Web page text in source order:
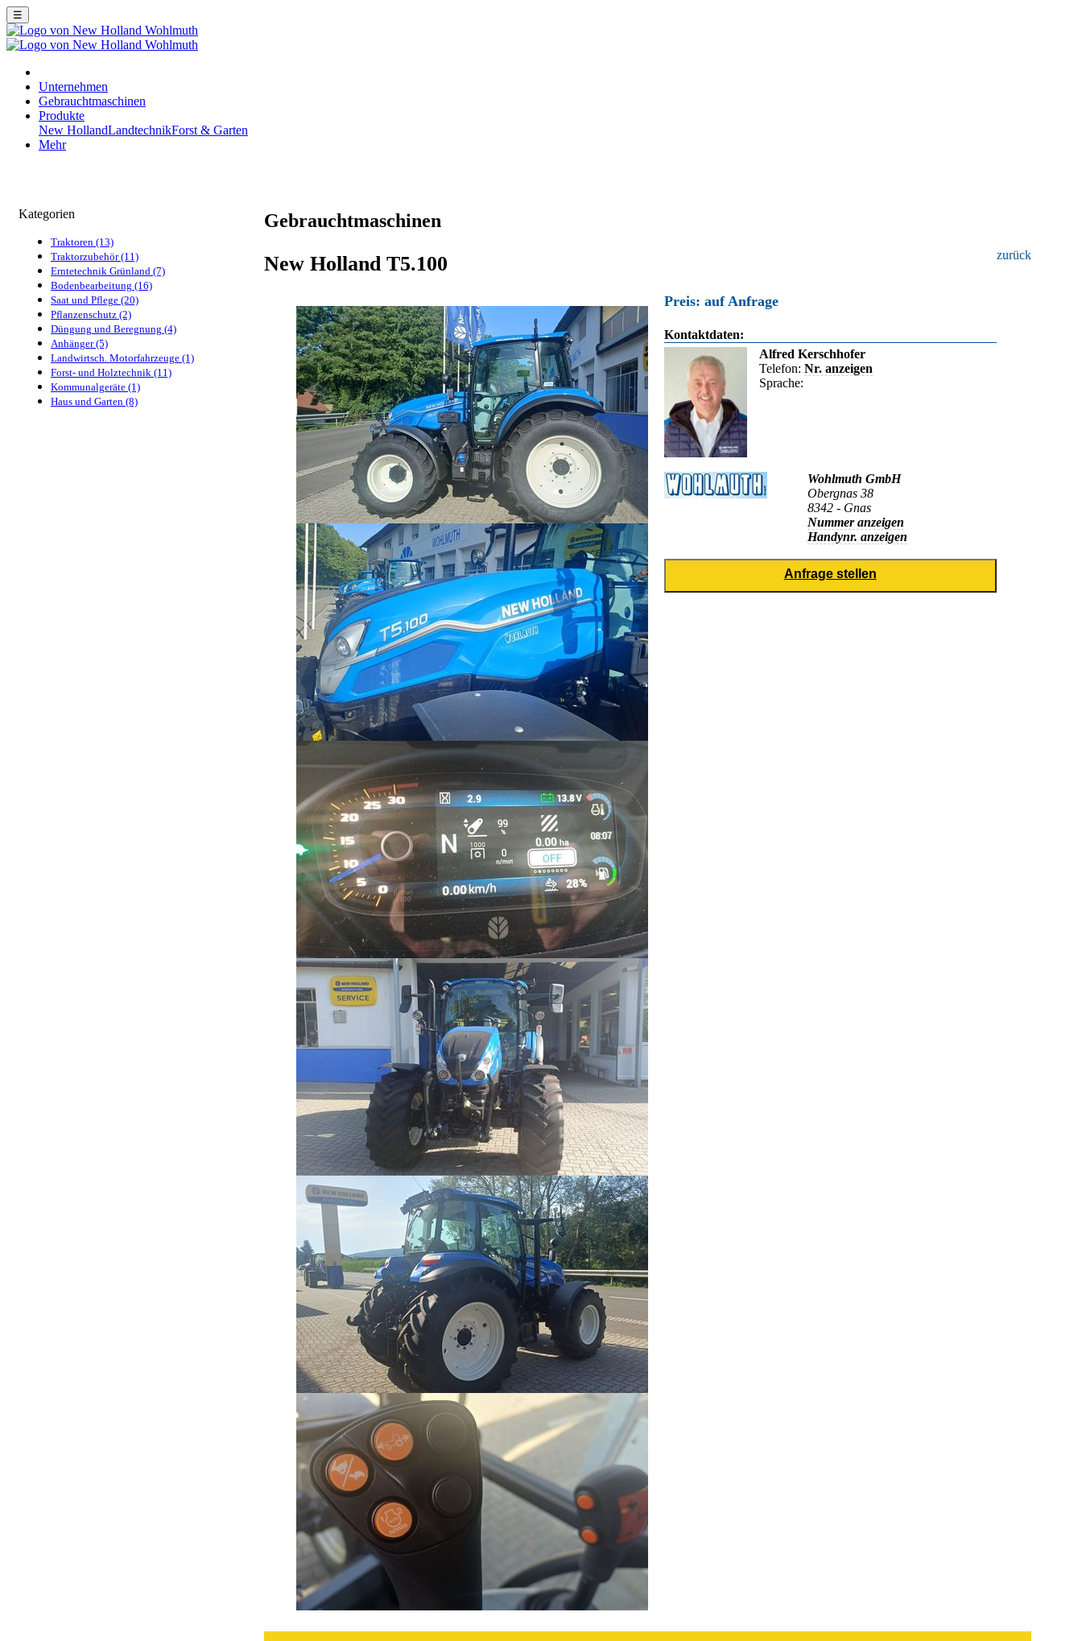
☰
Unternehmen
Gebrauchtmaschinen
Produkte
New HollandLandtechnikForst & Garten
Mehr
Kategorien
Traktoren (13)
Traktorzubehör (11)
Erntetechnik Grünland (7)
Bodenbearbeitung (16)
Saat und Pflege (20)
Pflanzenschutz (2)
Düngung und Beregnung (4)
Anhänger (5)
Landwirtsch. Motorfahrzeuge (1)
Forst- und Holztechnik (11)
Kommunalgeräte (1)
Haus und Garten (8)
Gebrauchtmaschinen
New Holland T5.100 zurück
Preis: auf Anfrage
Kontaktdaten:
Alfred Kerschhofer
Telefon: Nr. anzeigen
Sprache:
Wohlmuth GmbH
Obergnas 38
8342 - Gnas
Nummer anzeigen
Handynr. anzeigen